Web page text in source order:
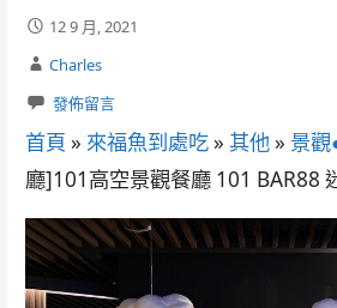
12 9 月, 2021
Charles
發佈留言
首頁 » 來福魚到處吃» 其他» 景
廳]101高空景觀餐廳 101 BAR88